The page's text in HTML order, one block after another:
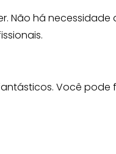
Não há necessidade
Você pode